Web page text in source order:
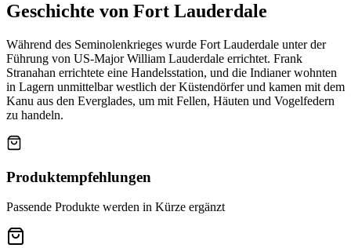
Geschichte von Fort Lauderdale
Während des Seminolenkrieges wurde Fort Lauderdale unter der
Führung von US-Major William Lauderdale errichtet. Frank
Stranahan errichtete eine Handelsstation, und die Indianer wohnten
in Lagern unmittelbar westlich der Küstendörfer und kamen mit dem
Kanu aus den Everglades, um mit Fellen, Häuten und Vogelfedern
zu handeln.
Produktempfehlungen
Passende Produkte werden in Kürze ergänzt